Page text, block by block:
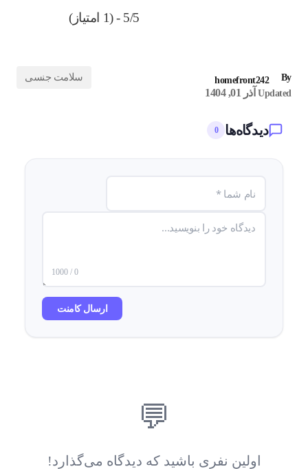
5/5 - (1 امتیاز)
By
homefront242
Updated آذر 01, 1404
سلامت جنسی
دیدگاه‌ها 0
0 / 1000
ارسال کامنت
💬
اولین نفری باشید که دیدگاه می‌گذارد!